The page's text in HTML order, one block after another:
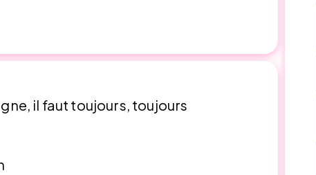
il faut toujours, toujours